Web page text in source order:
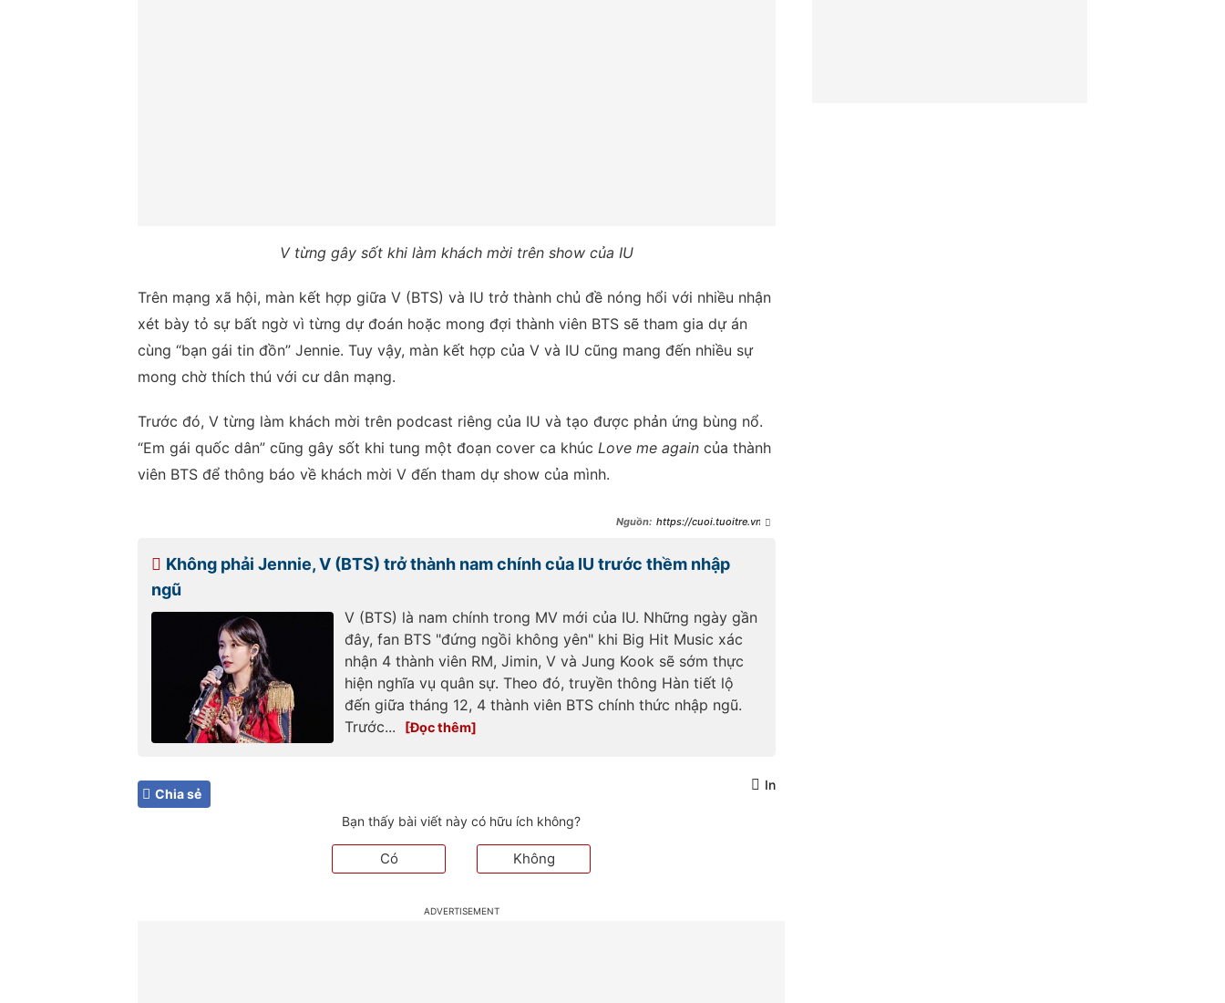
V từng gây sốt khi làm khách mời trên show của IU
Trên mạng xã hội, màn kết hợp giữa V (BTS) và IU trở thành chủ đề nóng hổi với nhiều nhận
xét bày tỏ sự bất ngờ vì từng dự đoán hoặc mong đợi thành viên BTS sẽ tham gia dự án
cùng “bạn gái tin đồn” Jennie. Tuy vậy, màn kết hợp của V và IU cũng mang đến nhiều sự
mong chờ thích thú với cư dân mạng.
Trước đó, V từng làm khách mời trên podcast riêng của IU và tạo được phản ứng bùng nổ.
“Em gái quốc dân” cũng gây sốt khi tung một đoạn cover ca khúc Love me again của thành
viên BTS để thông báo về khách mời V đến tham dự show của mình.
https://cuoi.tuoitre.vn/k
cua-iu-
20231205152929072.htm
Không phải Jennie, V (BTS) trở thành nam chính của IU trước thềm nhập
ngũ
V (BTS) là nam chính trong MV mới của IU. Những ngày gần
đây, fan BTS "đứng ngồi không yên" khi Big Hit Music xác
nhận 4 thành viên RM, Jimin, V và Jung Kook sẽ sớm thực
hiện nghĩa vụ quân sự. Theo đó, truyền thông Hàn tiết lộ
đến giữa tháng 12, 4 thành viên BTS chính thức nhập ngũ.
Trước...
In
Chia sẻ
Bạn thấy bài viết này có hữu ích không?
Có Không